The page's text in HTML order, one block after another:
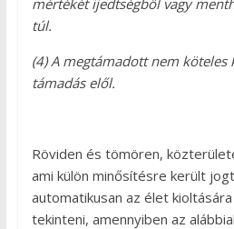
túl.
(4) A megtámadott nem köteles
támadás elől.
Röviden és tömören,
ami külön minősítésre került
automatikusan az élet kioltására
tekinteni, amennyiben az